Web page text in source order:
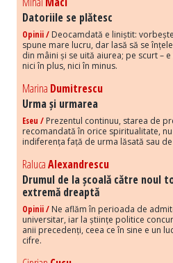
Datoriile se plătesc
Opinii / Deocamdată e liniștit:
spune mare lucru, dar lasă să se
din mâini și se uită aiurea; pe scurt –
nici în plus, nici în minus.
Marina Dumitrescu
Urma și urmarea
Eseu / Prezentul continuu, starea de
recomandată în orice spiritualitate,
indiferența față de urma lăsată sau
RalucaAlexandrescu
Drumul de la școală către noul
extremă dreaptă
Opinii / Ne aflăm în perioada de
universitar, iar la științe politice
anii precedenți, ceea ce în sine e un
cifre.